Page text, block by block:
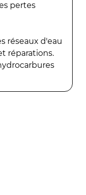
pertes
réseaux d'eau
réparations.